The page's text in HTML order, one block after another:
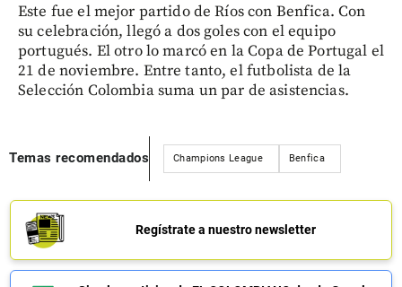
Este fue el mejor partido de Ríos con Benfica. Con
su celebración, llegó a dos goles con el equipo
portugués. El otro lo marcó en la Copa de Portugal el
21 de noviembre. Entre tanto, el futbolista de la
Selección Colombia suma un par de asistencias.
Temas recomendados Champions League Benfica
Regístrate a nuestro newsletter